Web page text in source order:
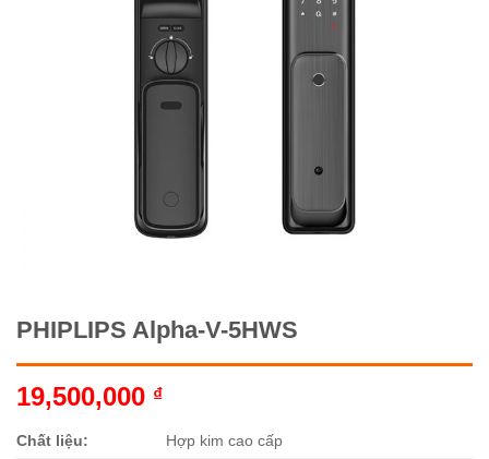
PHIPLIPS Alpha-V-5HWS
19,500,000 ₫
Chất liệu: Hợp kim cao cấp